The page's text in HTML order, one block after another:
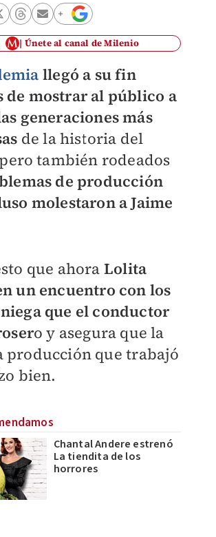
Únete al canal de Milenio
llegó a su fin
de mostrar al público a
generaciones más
de la historia del
también rodeados
de producción
molestaron a Jaime
que ahoraLolita
un encuentro con los
que el conductor
o y asegura que la
producción que trabajó
bien.
Chantal Andere estrenó
La tiendita de los
horrores